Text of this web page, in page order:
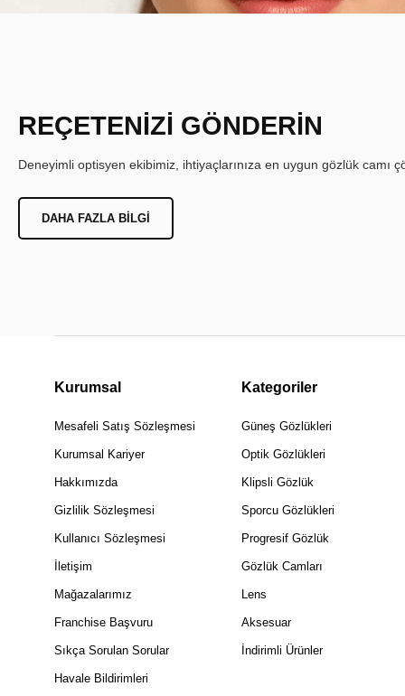
REÇETENİZİ GÖNDERİN
Deneyimli optisyen ekibimiz, ihtiyaçlarınıza en uygun gözlük camı
DAHA FAZLA BILGI
Kurumsal
Mesafeli Satış Sözleşmesi
Kurumsal Kariyer
Hakkımızda
Gizlilik Sözleşmesi
Kullanıcı Sözleşmesi
İletişim
Mağazalarımız
Franchise Başvuru
Sıkça Sorulan Sorular
Havale Bildirimleri
Kategoriler
Güneş Gözlükleri
Optik Gözlükleri
Klipsli Gözlük
Sporcu Gözlükleri
Progresif Gözlük
Gözlük Camları
Lens
Aksesuar
İndirimli Ürünler